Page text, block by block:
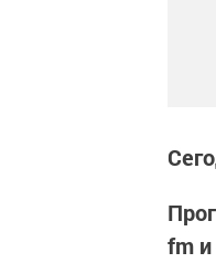
fm и